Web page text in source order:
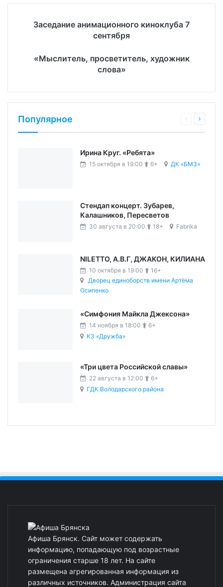
Заседание анимационного киноклуба 7
сентября
«Мыслитель, просветитель, художник
слова»
Популярное
Ирина Круг. «Ребята»
15 октября в 19:00 6+ ДК «БМЗ»
Стендап концерт. Зубарев,
Калашников, Пересветов
30 августа в 20:00 18+ Fabrika
NILETTO, А.В.Г, ДЖАКОН, КИЛИАНА
10 октября в 19:00
16+
Дворец единоборств имени Артёма
Осипенко
«Симфония Майкла Джексона»
14 ноября в 18:00
6+
КЗ «Дружба»
«Три цвета Российской славы»
22 августа в 12:00
6+
ГДК Володарского района
Афиша Брянск. Сайт может содержать
информацию, попадающую под возрастные
ограничения старше 18 лет. На сайте
размещена агрегированная информация из
различных источников. Администрация сайта